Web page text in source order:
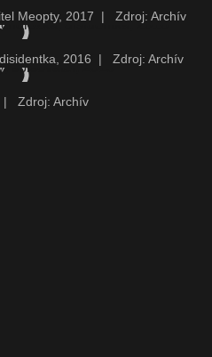
Meopty, 2017 | Zdroj: Archív
2016 | Zdroj: Archív
| Zdroj: Archív